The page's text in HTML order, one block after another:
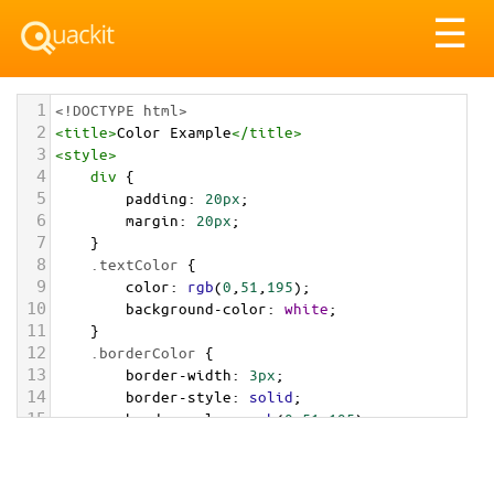
☰
1 <!DOCTYPE html>
2 <title>Color Example</title>
3 <style>
4 div {
5 padding: 20px;
6 margin: 20px;
7 }
8 .textColor {
9 color: rgb(0 51 195);
10 background-color: white;
11 }
12 .borderColor {
13 border-width: 3px;
14 border-style: solid;
15 border-color: rgb(0,51,195);